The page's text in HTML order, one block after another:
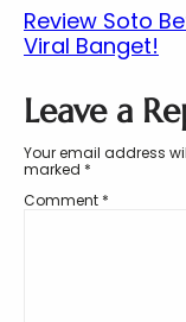
Review Soto
Viral Banget!
Leave a
Your email address
marked *
Comment *